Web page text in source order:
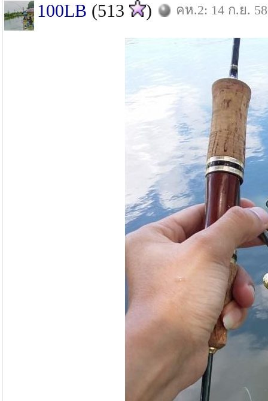
100LB (513 ) คห.2: 14 ก.ย. 58